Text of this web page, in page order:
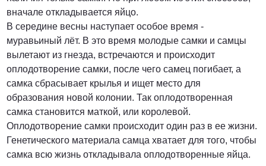
вначале откладывается яйцо.
В середине весны наступает особое время -
муравьиный лёт. В это время молодые самки и самцы
вылетают из гнезда, встречаются и происходит
оплодотворение самки, после чего самец погибает, а
самка сбрасывает крылья и ищет место для
образования новой колонии. Так оплодотворенная
самка становится маткой, или королевой.
Оплодотворение самки происходит один раз в ее жизни.
Генетического материала самца хватает для того, чтобы
самка всю жизнь откладывала оплодотворенные яйца.